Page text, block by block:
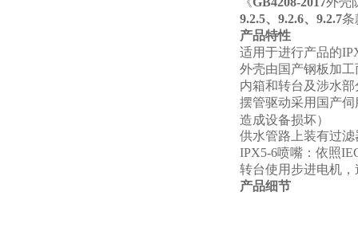
9.2.5、9.2.6、9.2.7条
产品特性
适用于进行产品的
外壳由国产钢板加
内箱和转台及涉水
摆管驱动采用国产
造成设备损坏）
供水管路上装有过
IPX5-6喷嘴：依照
转台使用步进电机
产品细节